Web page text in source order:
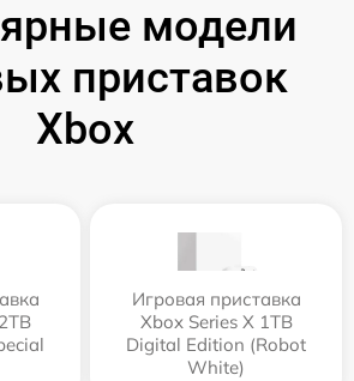
модели
приставок
Xbox
Игровая приставка
Xbox Series X 1TB
Digital Edition (Robot
White)